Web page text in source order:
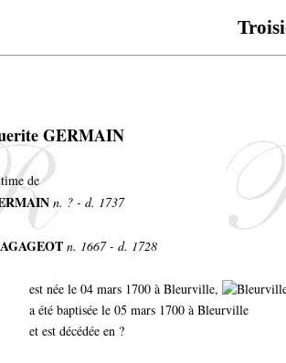
GERMAIN
de
n. ? - d. 1737
n. 1667 - d. 1728
est née le 04 mars 1700 à Bleurville,
a été baptisée le 05 mars 1700 à Bleurville
et est décédée en ?